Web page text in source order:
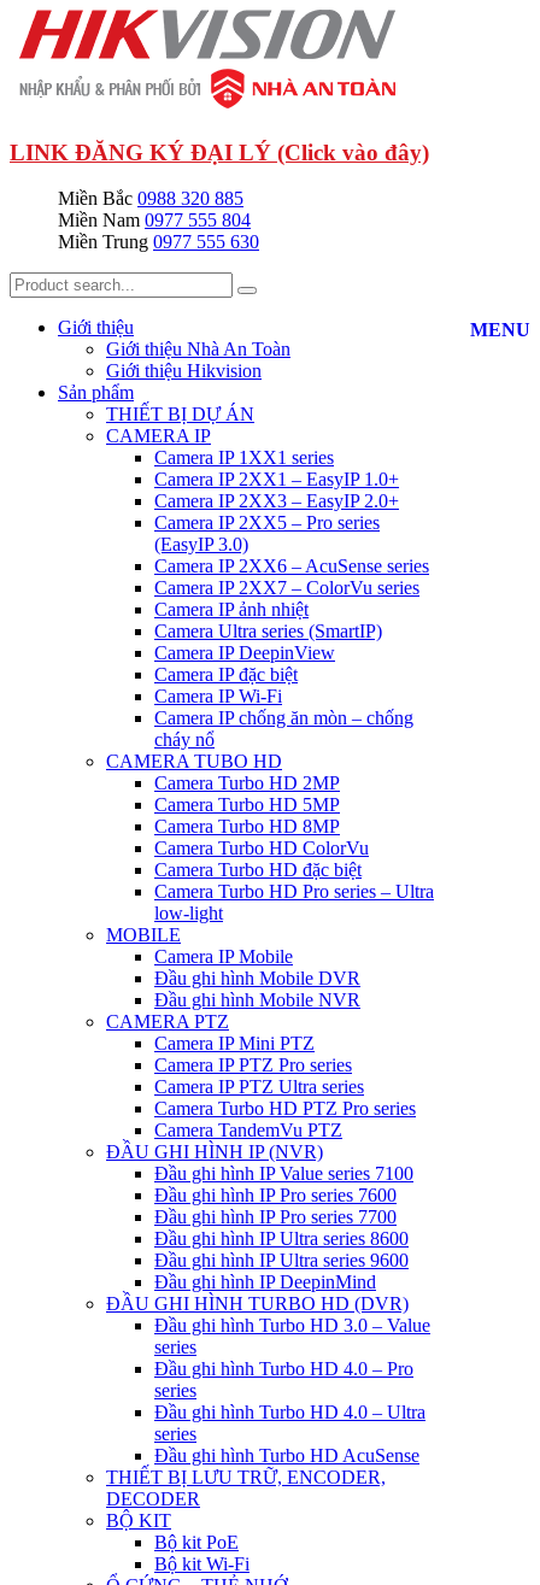
LINK ĐĂNG KÝ ĐẠI LÝ (Click vào đây)
Miền Bắc 0988 320 885
Miền Nam 0977 555 804
Miền Trung 0977 555 630
MENU
Giới thiệu
Giới thiệu Nhà An Toàn
Giới thiệu Hikvision
Sản phẩm
THIẾT BỊ DỰ ÁN
CAMERA IP
Camera IP 1XX1 series
Camera IP 2XX1 – EasyIP 1.0+
Camera IP 2XX3 – EasyIP 2.0+
Camera IP 2XX5 – Pro series
(EasyIP 3.0)
Camera IP 2XX6 – AcuSense series
Camera IP 2XX7 – ColorVu series
Camera IP ảnh nhiệt
Camera Ultra series (SmartIP)
Camera IP DeepinView
Camera IP đặc biệt
Camera IP Wi-Fi
Camera IP chống ăn mòn – chống
cháy nổ
CAMERA TUBO HD
Camera Turbo HD 2MP
Camera Turbo HD 5MP
Camera Turbo HD 8MP
Camera Turbo HD ColorVu
Camera Turbo HD đặc biệt
Camera Turbo HD Pro series – Ultra
low-light
MOBILE
Camera IP Mobile
Đầu ghi hình Mobile DVR
Đầu ghi hình Mobile NVR
CAMERA PTZ
Camera IP Mini PTZ
Camera IP PTZ Pro series
Camera IP PTZ Ultra series
Camera Turbo HD PTZ Pro series
Camera TandemVu PTZ
ĐẦU GHI HÌNH IP (NVR)
Đầu ghi hình IP Value series 7100
Đầu ghi hình IP Pro series 7600
Đầu ghi hình IP Pro series 7700
Đầu ghi hình IP Ultra series 8600
Đầu ghi hình IP Ultra series 9600
Đầu ghi hình IP DeepinMind
ĐẦU GHI HÌNH TURBO HD (DVR)
Đầu ghi hình Turbo HD 3.0 – Value
series
Đầu ghi hình Turbo HD 4.0 – Pro
series
Đầu ghi hình Turbo HD 4.0 – Ultra
series
Đầu ghi hình Turbo HD AcuSense
THIẾT BỊ LƯU TRỮ, ENCODER,
DECODER
BỘ KIT
Bộ kit PoE
Bộ kit Wi-Fi